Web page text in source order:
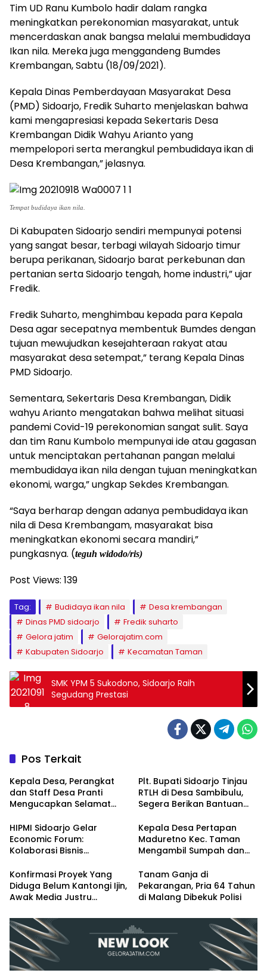
Tim UD Ranu Kumbolo hadir dalam rangka
meningkatkan perekonomian masyarakat, untuk
mencerdaskan anak bangsa melalui membudidaya
Ikan nila. Mereka juga menggandeng Bumdes
Krembangan, Sabtu (18/09/2021).
Kepala Dinas Pemberdayaan Masyarakat Desa
(PMD) Sidoarjo, Fredik Suharto menjelaskan bahwa
kami mengapresiasi kepada Sekertaris Desa
Krembangan Didik Wahyu Arianto yang
mempelopori serta merangkul pembudidaya ikan di
Desa Krembangan,” jelasnya.
Tempat budidaya ikan nila.
Di Kabupaten Sidoarjo sendiri mempunyai potensi
yang sangat besar, terbagi wilayah Sidoarjo timur
berupa perikanan, Sidoarjo barat perkebunan dan
pertanian serta Sidoarjo tengah, home industri,” ujar
Fredik.
Fredik Suharto, menghimbau kepada para Kepala
Desa agar secepatnya membentuk Bumdes dengan
tujuan mewujudkan kesejahteraan rakyat atau
masyarakat desa setempat,” terang Kepala Dinas
PMD Sidoarjo.
Sementara, Sekertaris Desa Krembangan, Didik
wahyu Arianto mengatakan bahwa melihat situasi
pandemi Covid-19 perekonomian sangat sulit. Saya
dan tim Ranu Kumbolo mempunyai ide atau gagasan
untuk menciptakan pertahanan pangan melalui
membudidaya ikan nila dengan tujuan meningkatkan
ekonomi, warga,” ungkap Sekdes Krembangan.
“Saya berharap dengan adanya pembudidaya ikan
nila di Desa Krembangam, masyarakat bisa
meningkatkan ekonomi secara mandiri,”
pungkasnya. (teguh widodo/ris)
Post Views: 139
Tag: Budidaya ikan nila
Desa krembangan
Dinas PMD sidoarjo
Fredik suharto
Gelora jatim
Gelorajatim.com
Kabupaten Sidoarjo
Kecamatan Taman
SMK YPM 5 Sukodono, Sidoarjo Raih
Segudang Prestasi
Pos Terkait
Kepala Desa, Perangkat
dan Staff Desa Pranti
Mengucapkan Selamat
Baru 2025
Plt. Bupati Sidoarjo Tinjau
RTLH di Desa Sambibulu,
Segera Berikan Bantuan
HIPMI Sidoarjo Gelar
Economic Forum:
Kolaborasi Bisnis
Baru
Kepala Desa Pertapan
Maduretno Kec. Taman
Mengambil Sumpah dan
Konfirmasi Proyek Yang
Diduga Belum Kantongi Ijin,
Awak Media Justru
Pembangunan
Tanam Ganja di
Pekarangan, Pria 64 Tahun
di Malang Dibekuk Polisi